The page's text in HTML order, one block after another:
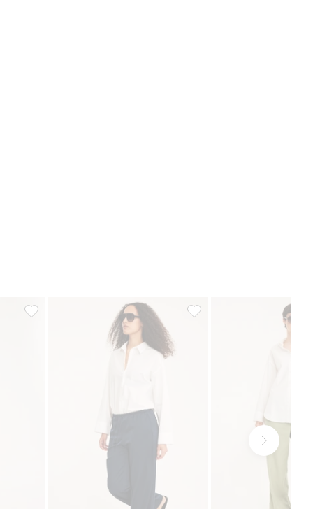
Ballongbukser med vaffelsøm, Legg til i favoriter
Satengbukse, Legg til i